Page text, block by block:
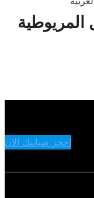
احجز صيانتك الان